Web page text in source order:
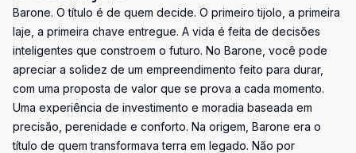
Barone. O título é de quem decide. O primeiro tijolo, a primeira
laje, a primeira chave entregue. A vida é feita de decisões
inteligentes que constroem o futuro. No Barone, você pode
apreciar a solidez de um empreendimento feito para durar,
com uma proposta de valor que se prova a cada momento.
Uma experiência de investimento e moradia baseada em
precisão, perenidade e conforto. Na origem, Barone era o
título de quem transformava terra em legado. Não por